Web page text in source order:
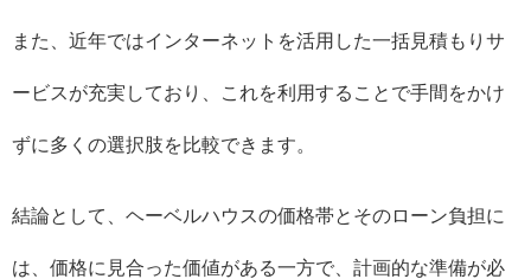
また、近年ではインターネットを活用した一括見積もりサ
ービスが充実しており、これを利用することで手間をかけ
ずに多くの選択肢を比較できます。
結論として、ヘーベルハウスの価格帯とそのローン負担に
は、価格に見合った価値がある一方で、計画的な準備が必